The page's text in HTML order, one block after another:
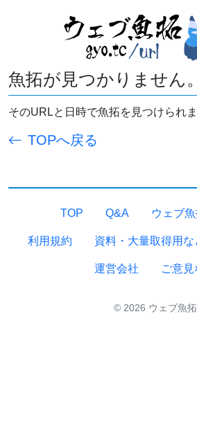
魚拓が見つかりません。
そのURLと日時で魚拓を見つけられま
TOPへ戻る
TOP Q&A ウェブ
利用規約 資料・大量取得用
運営会社 ご意見
© 2026 ウェブ魚拓